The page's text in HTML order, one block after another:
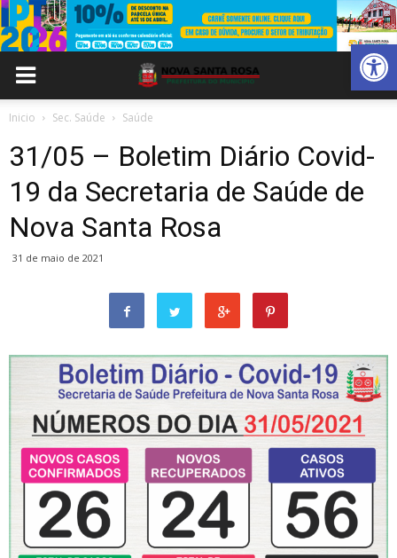
Abrir
Inicio Sec. Saúde Saúde
31/05 – Boletim Diário Covid-
19 da Secretaria de Saúde de
Nova Santa Rosa
31 de maio de 2021